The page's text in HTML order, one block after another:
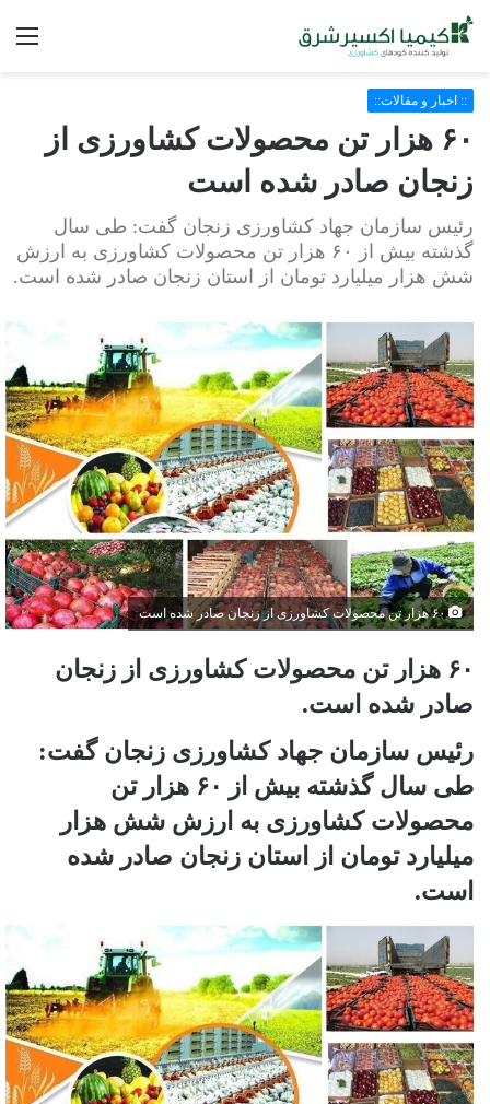
:: اخبار و مقالات::
۶۰ هزار تن محصولات کشاورزی از
زنجان صادر شده است
رئیس سازمان جهاد کشاورزی زنجان گفت: طی سال
گذشته بیش از ۶۰ هزار تن محصولات کشاورزی به ارزش
شش هزار میلیارد تومان از استان زنجان صادر شده است.
۶۰ هزار تن محصولات کشاورزی از زنجان صادر شده است
۶۰ هزار تن محصولات کشاورزی از زنجان
صادر شده است.
رئیس سازمان جهاد کشاورزی زنجان گفت:
طی سال گذشته بیش از ۶۰ هزار تن
محصولات کشاورزی به ارزش شش هزار
میلیارد تومان از استان زنجان صادر شده
است.